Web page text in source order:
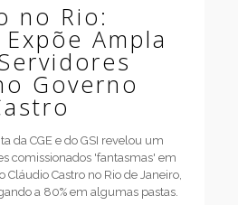
no Rio:
Ampla
Governo
da CGE e do GSI revelou um
comissionados 'fantasmas' em
Cláudio Castro no Rio de Janeiro,
a 80% em algumas pastas.